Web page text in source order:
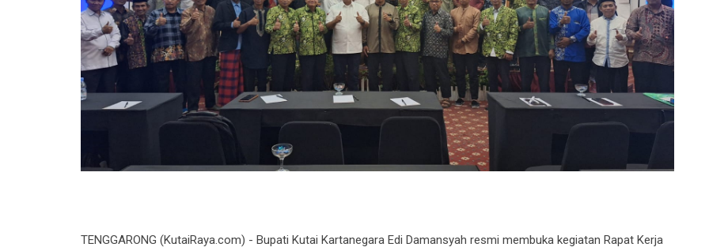
TENGGARONG (KutaiRaya.com) - Bupati Kutai Kartanegara Edi Damansyah resmi membuka kegiatan Rapat Kerja